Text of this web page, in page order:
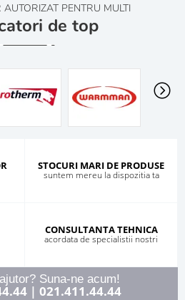
PENTRU MULTI
de top
STOCURI MARI DE PRODUSE
suntem mereu la dispozitia ta
CONSULTANTA TEHNICA
acordata de specialistii nostri
Suna-ne acum!
| 021.411.44.44